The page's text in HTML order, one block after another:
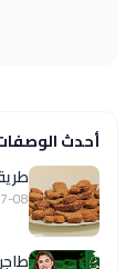
أحدث
08